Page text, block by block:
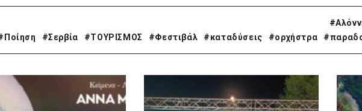
#Σερβία #ΤΟΥΡΙΣΜΟΣ #Φεστιβάλ #καταδύσεις #ορχήστρα